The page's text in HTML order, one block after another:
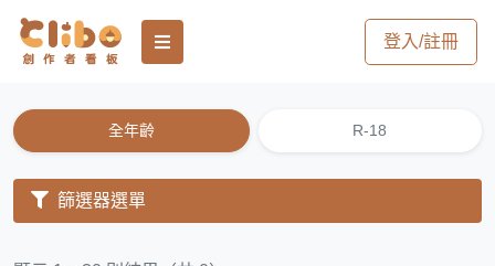
登入/註冊
全年齡 R-18
篩選器選單